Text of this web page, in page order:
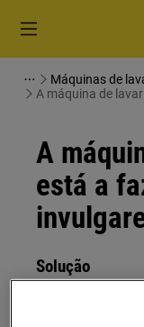
Máquinas de
A máquina de
A
está a
Solução